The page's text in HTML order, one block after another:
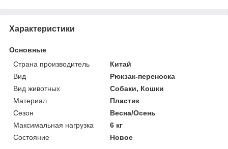
Характеристики
Основные
Страна производитель
Китай
Вид
Рюкзак-переноска
Вид животных
Собаки, Кошки
Материал
Пластик
Сезон
Весна/Осень
Максимальная нагрузка
6 кг
Состояние
Новое